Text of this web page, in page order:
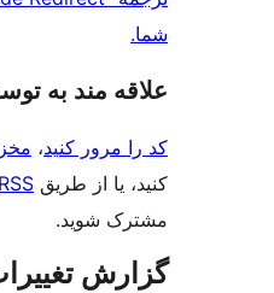
مند به توسعه هستید؟
مخزن SVN
را بررسی
RSSدرگزارش توسعه
تغییرات